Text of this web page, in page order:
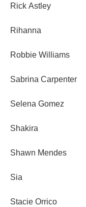
Rick Astley
Rihanna
Robbie Williams
Sabrina Carpenter
Selena Gomez
Shakira
Shawn Mendes
Sia
Stacie Orrico